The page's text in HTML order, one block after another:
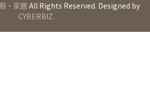
‧家居All Rights Reserved. Designed by
CYBERBIZ.